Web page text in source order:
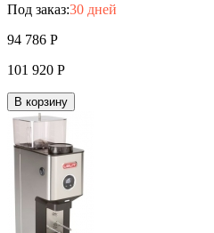
Под заказ:30 дней
94 786 Р
101 920 Р
В корзину